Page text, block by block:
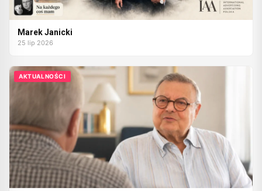
Marek Janicki
25 lip 2026
AKTUALNOŚCI